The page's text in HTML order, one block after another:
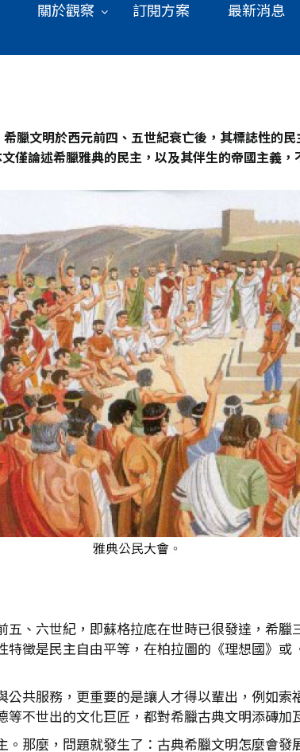
關於觀察 訂閱方案 最新消息
臘文明於西元前四、五世紀衰亡後，其標誌性的
僅論述希臘雅典的民主，以及其伴生的帝國主義，
、六世紀，即蘇格拉底在世時已很發達，希
徵是民主自由平等，在柏拉圖的《理想國》
共服務，更重要的是讓人才得以輩出，例如
不世出的文化巨匠，都對希臘古典文明添磚加
那麼，問題就發生了：古典希臘文明怎麼會